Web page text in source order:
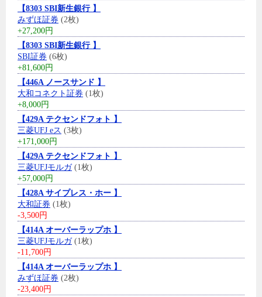
【8303 SBI新生銀行 】
みずほ証券 (2枚)
+27,200円
【8303 SBI新生銀行 】
SBI証券 (6枚)
+81,600円
【446A ノースサンド 】
大和コネクト証券 (1枚)
+8,000円
【429A テクセンドフォト 】
三菱UFJ eス (3枚)
+171,000円
【429A テクセンドフォト 】
三菱UFJモルガ(1枚)
+57,000円
【428A サイプレス・ホー 】
大和証券 (1枚)
-3,500円
【414A オーバーラップホ 】
三菱UFJモルガ(1枚)
-11,700円
【414A オーバーラップホ 】
みずほ証券 (2枚)
-23,400円